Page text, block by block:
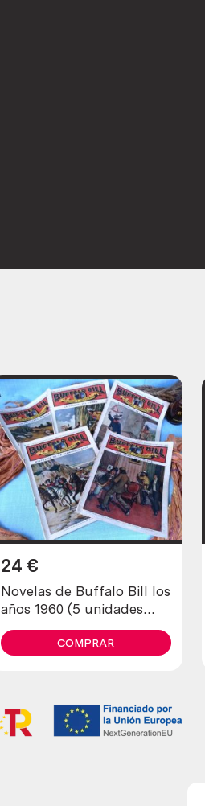
Novelas de Buffalo Bill los
años 1960 (5 unidades
diferentes)
24 €
COMPRAR